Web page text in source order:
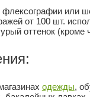
флексографии или
от 100 шт.
оттенок (кроме
одежды,